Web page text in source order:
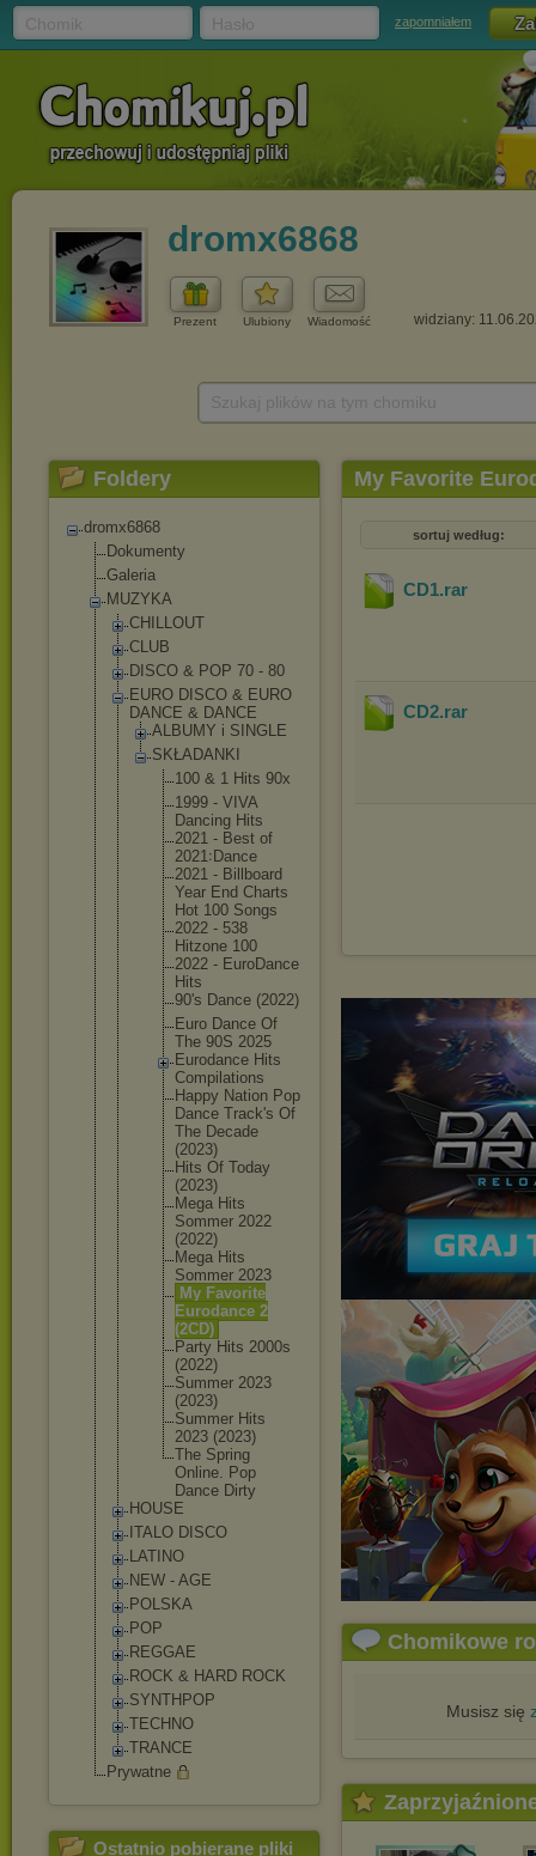
zapomniałem
dromx6868
Prezent Ulubiony Wiadomość widziany:
Foldery
dromx6868
Dokumenty
Galeria
MUZYKA
CHILLOUT
CLUB
DISCO & POP 70 - 80
EURO DISCO & EURO
DANCE & DANCE
ALBUMY i SINGLE
SKŁADANKI
100 & 1 Hits 90x
1999 - VIVA
Dancing Hits
2021 - Best of
2021꞉Dance
2021 - Billboard
Year End Charts
Hot 100 Songs
2022 - 538
Hitzone 100
2022 - EuroDance
Hits
90's Dance (2022)
Euro Dance Of
The 90S 2025
Eurodance Hits
Compilations
Happy Nation Pop
Dance Track's Of
The Decade
(2023)
Hits Of Today
(2023)
Mega Hits
Sommer 2022
(2022)
Mega Hits
Sommer 2023
My Favorite
Eurodance 2
(2CD)
Party Hits 2000s
(2022)
Summer 2023
(2023)
Summer Hits
2023 (2023)
The Spring
Online. Pop
Dance Dirty
HOUSE
ITALO DISCO
LATINO
NEW - AGE
POLSKA
POP
REGGAE
ROCK & HARD ROCK
SYNTHPOP
TECHNO
TRANCE
Prywatne
Ostatnio pobierane pliki
My Favorite
sortuj według:
CD1.rar
CD2.rar
Chomikowe
Musisz się